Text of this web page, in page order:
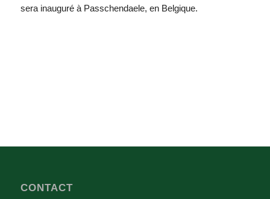
sera inauguré à Passchendaele, en Belgique.
CONTACT